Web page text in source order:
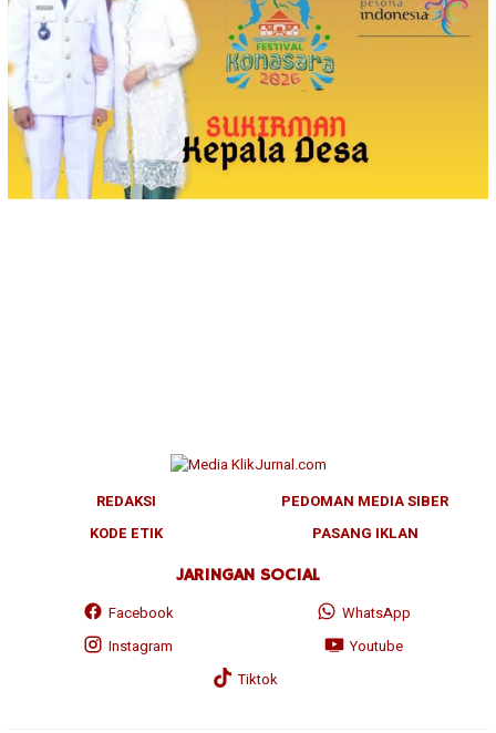
REDAKSI
PEDOMAN MEDIA SIBER
KODE ETIK
PASANG IKLAN
JARINGAN SOCIAL
Facebook
WhatsApp
Instagram
Youtube
Tiktok